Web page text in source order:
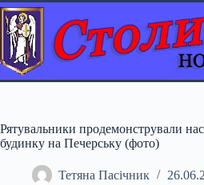
Перейти
до
вмісту
Рятувальники продемонстрували
будинку на Печерську (фото)
Тетяна Пасічник